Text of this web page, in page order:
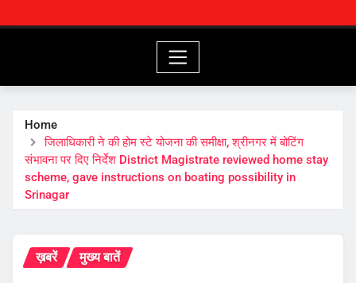
Home
जिलाधिकारी ने की होम स्टे योजना की समीक्षा, श्रीनगर में बोटिंग
संभावना पर दिए निर्देश District Magistrate reviewed home stay
scheme, gave instructions on boating possibility in
Srinagar
ख़बरें मुख्य बातें